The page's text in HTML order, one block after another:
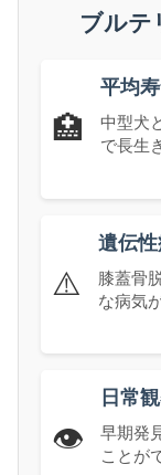
ブルテ
🏥
平均
中型犬
で長生
⚠️
遺伝
膝蓋骨
な病気
👁️
日常
早期発
ことが